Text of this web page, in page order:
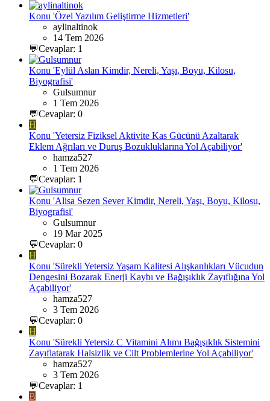
Konu 'Özel Yazılım Geliştirme Hizmetleri'
aylinaltinok
14 Tem 2026
💬Cevaplar: 1
Konu 'Eylül Aslan Kimdir, Nereli, Yaşı, Boyu, Kilosu,
Biyografisi'
Gulsumnur
1 Tem 2026
💬Cevaplar: 0
H
Konu 'Yetersiz Fiziksel Aktivite Kas Gücünü Azaltarak
Eklem Ağrıları ve Duruş Bozukluklarına Yol Açabiliyor'
hamza527
1 Tem 2026
💬Cevaplar: 1
Konu 'Alisa Sezen Sever Kimdir, Nereli, Yaşı, Boyu, Kilosu,
Biyografisi'
Gulsumnur
19 Mar 2025
💬Cevaplar: 0
H
Konu 'Sürekli Yetersiz Yaşam Kalitesi Alışkanlıkları Vücudun
Dengesini Bozarak Enerji Kaybı ve Bağışıklık Zayıflığına Yol
Açabiliyor'
hamza527
3 Tem 2026
💬Cevaplar: 0
H
Konu 'Sürekli Yetersiz C Vitamini Alımı Bağışıklık Sistemini
Zayıflatarak Halsizlik ve Cilt Problemlerine Yol Açabiliyor'
hamza527
3 Tem 2026
💬Cevaplar: 1
B